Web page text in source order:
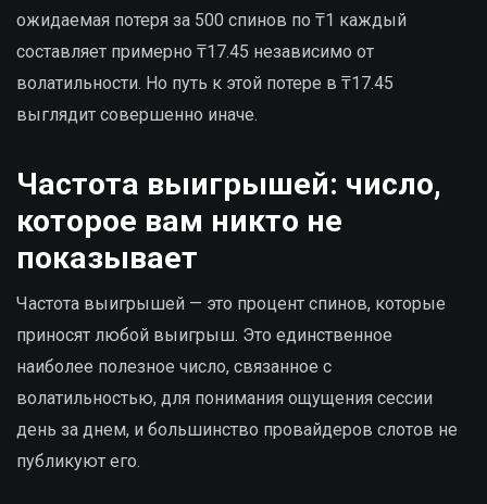
ожидаемая потеря за 500 спинов по ₸1 каждый
составляет примерно ₸17.45 независимо от
волатильности. Но путь к этой потере в ₸17.45
выглядит совершенно иначе.
Частота выигрышей: число,
которое вам никто не
показывает
Частота выигрышей — это процент спинов, которые
приносят любой выигрыш. Это единственное
наиболее полезное число, связанное с
волатильностью, для понимания ощущения сессии
день за днем, и большинство провайдеров слотов не
публикуют его.